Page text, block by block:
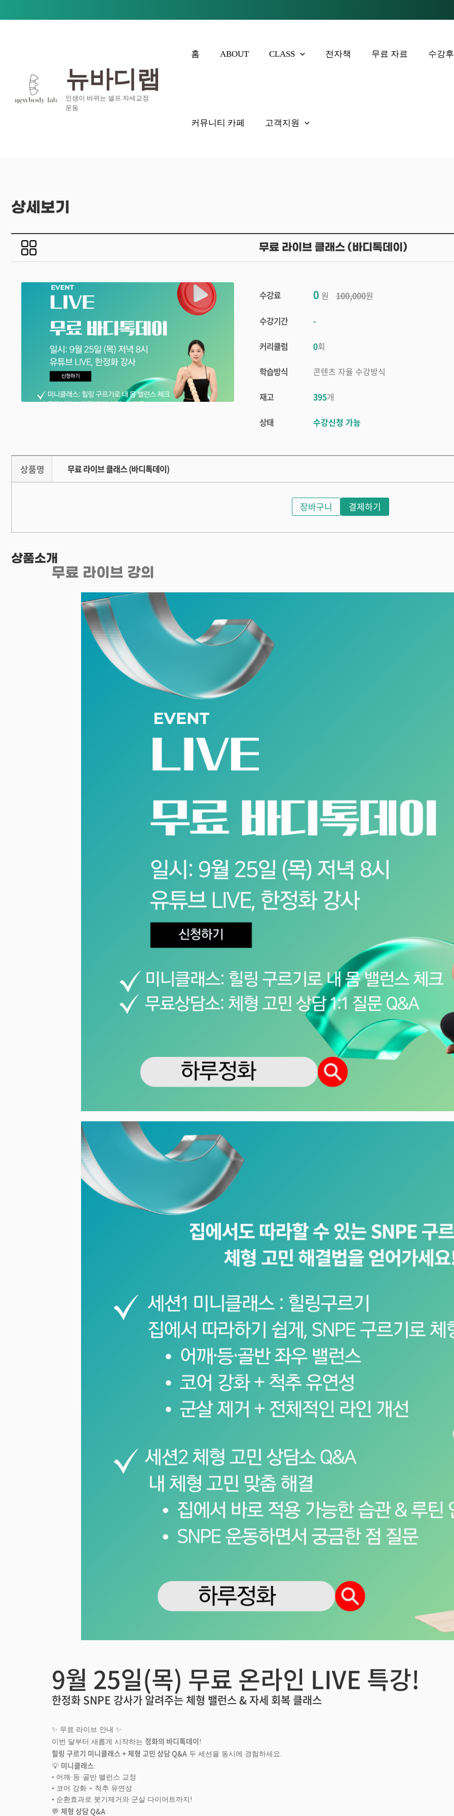
건너뛰기
뉴바디랩
인생이 바뀌는 셀프 자세교정
운동
홈 ABOUT CLASS 전자책 무료 자료 수강
커뮤니티 카페 고객지원
상세보기
무료 라이브 클래스 (바디톡데이)
수강료 0 원 100,000원
수강기간 -
커리큘럼 0회
학습방식 콘텐츠 자율 수강방식
재고 395개
상태 수강신청 가능
상품명 무료 라이브 클래스 (바디톡데이)
장바구니 결제하기
상품소개
무료 라이브 강의
9월 25일(목) 무료 온라인 LIVE 특강!
한정화 SNPE 강사가 알려주는 체형 밸런스 & 자세 회복 클래스
✨ 무료 라이브 안내 ✨
이번 달부터 새롭게 시작하는 정화의 바디톡데이 !
힐링 구르기 미니클래스 + 체형 고민 상담 Q&A 두 세션을 동시에 경험하세요.
💡 미니클래스:
• 어깨·등·골반 밸런스 교정
• 코어 강화 + 척추 유연성
• 순환효과로 붓기제거와 군살 다이어트까지!
💬 체형 상담 Q&A: